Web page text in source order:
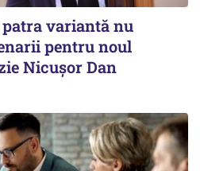
patra variantă nu
pentru noul
Nicușor Dan